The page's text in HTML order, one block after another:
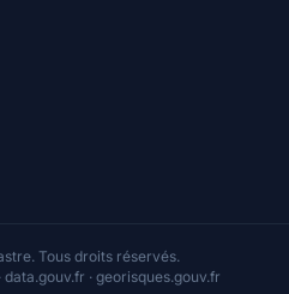
Tous droits réservés.
data.gouv.fr · georisques.gouv.fr